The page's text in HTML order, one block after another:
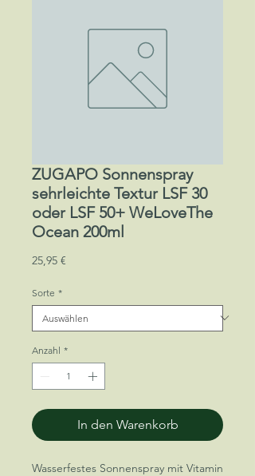
ZUGAPO Sonnenspray
sehrleichte Textur LSF 30
oder LSF 50+ WeLoveThe
Ocean 200ml
25,95 €
Sorte *
Anzahl *
In den Warenkorb
Wasserfestes Sonnenspray mit Vitamin